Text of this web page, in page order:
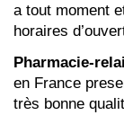
a tout moment
horaires
Pharmacie-
en France
très bonne